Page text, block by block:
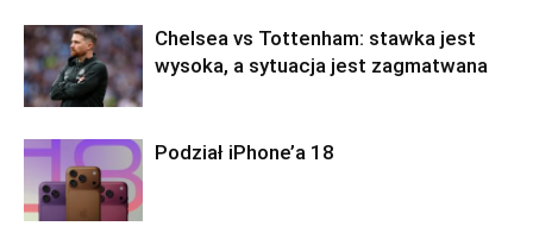
Chelsea vs Tottenham: stawka jest
wysoka, a sytuacja jest zagmatwana
Podział iPhone’a 18